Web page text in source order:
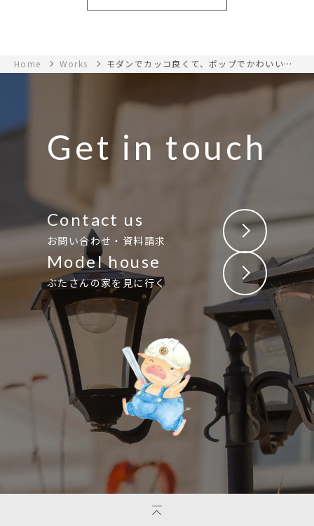
Home Works モダンでカッコ良くて、ポップでかわいいお
家
Get in touch
Contact us
お問い合わせ・資料請求
Model house
ぶたさんの家を見に行く